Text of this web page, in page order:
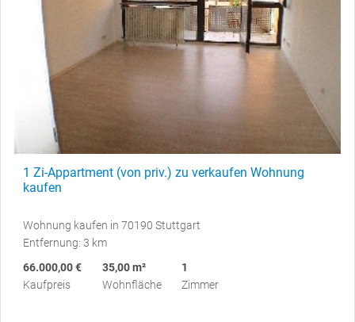
1 Zi-Appartment (von priv.) zu verkaufen Wohnung
kaufen
Wohnung kaufen in 70190 Stuttgart
Entfernung: 3 km
66.000,00 €
Kaufpreis
35,00 m²
Wohnfläche
1
Zimmer